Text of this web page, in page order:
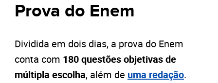
Prova do Enem
Dividida em dois dias, a prova do Enem
conta com 180 questões objetivas de
múltipla escolha, além de uma redação.